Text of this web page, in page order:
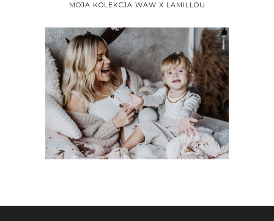
MOJA KOLEKCJA WAW X LAMILLOU